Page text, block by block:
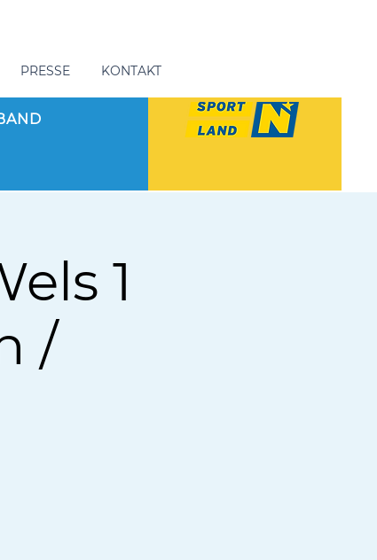
PRESSE KONTAKT
1
/